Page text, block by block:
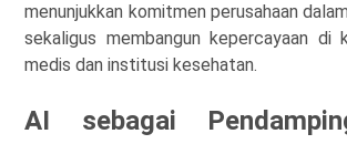
menunjukkan komitmen perusahaan
sekaligus membangun kepercayaan di
medis dan institusi kesehatan.
AI sebagai